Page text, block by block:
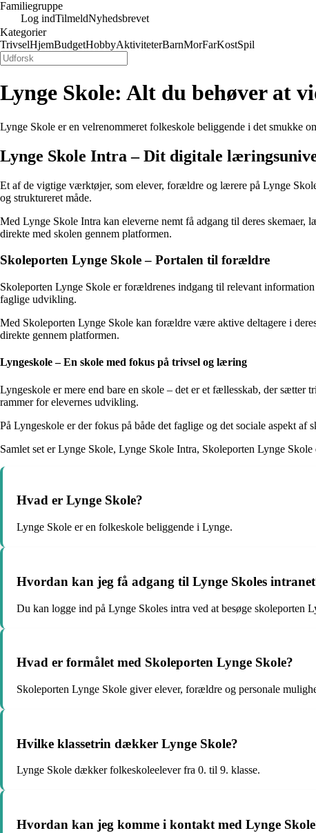
Familiegruppe
Log indTilmeldNyhedsbrevet
Kategorier
TrivselHjemBudgetHobbyAktiviteterBarnMorFarKostSpil
Lynge Skole: Alt du behøver at
Lynge Skole er en velrenommeret folkeskole beliggende i det smukke
Lynge Skole Intra – Dit digitale
Et af de vigtige værktøjer, som elever, forældre og lærere på Lynge
og struktureret måde.
Med Lynge Skole Intra kan eleverne nemt få adgang til deres
direkte med skolen gennem platformen.
Skoleporten Lynge Skole – Portalen til forældre
Skoleporten Lynge Skole er forældrenes indgang til relevant
faglige udvikling.
Med Skoleporten Lynge Skole kan forældre være aktive deltagere i
direkte gennem platformen.
Lyngeskole – En skole med fokus på trivsel og læring
Lyngeskole er mere end bare en skole – det er et fællesskab, der
rammer for elevernes udvikling.
På Lyngeskole er der fokus på både det faglige og det sociale aspekt
Samlet set er Lynge Skole, Lynge Skole Intra, Skoleporten Lynge
Hvad er Lynge Skole?
Lynge Skole er en folkeskole beliggende i Lynge.
Hvordan kan jeg få adgang til Lynge Skoles
Du kan logge ind på Lynge Skoles intra ved at besøge skoleporten
Hvad er formålet med Skoleporten Lynge Skole?
Skoleporten Lynge Skole giver elever, forældre og personale
Hvilke klassetrin dækker Lynge Skole?
Lynge Skole dækker folkeskoleelever fra 0. til 9. klasse.
Hvordan kan jeg komme i kontakt med Lynge